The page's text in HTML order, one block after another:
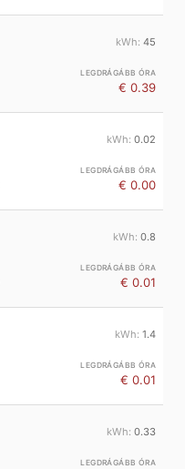
45
€ 0.39
0.02
€ 0.00
0.8
€ 0.01
1.4
€ 0.01
0.33